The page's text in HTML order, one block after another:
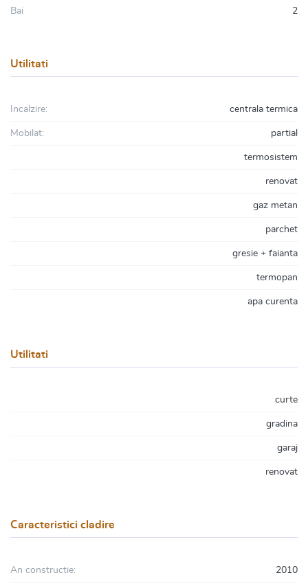
Bai 2
Utilitati
Incalzire: centrala termica
Mobilat: partial
termosistem
renovat
gaz metan
parchet
gresie + faianta
termopan
apa curenta
Utilitati
curte
gradina
garaj
renovat
Caracteristici cladire
An constructie: 2010